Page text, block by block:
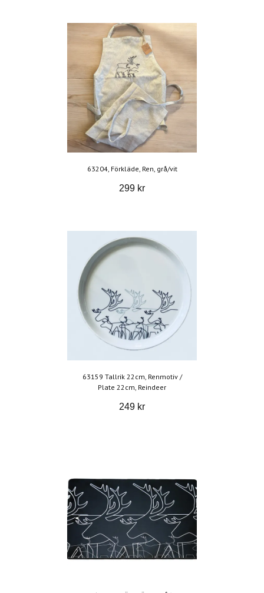
63204, Förkläde, Ren, grå/vit
299 kr
63159 Tallrik 22cm, Renmotiv /
Plate 22cm, Reindeer
249 kr